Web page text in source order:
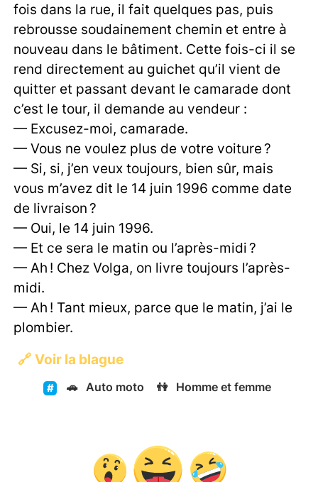
fois dans la rue, il fait quelques pas, puis
rebrousse soudainement chemin et entre à
nouveau dans le bâtiment. Cette fois-ci il se
rend directement au guichet qu’il vient de
quitter et passant devant le camarade dont
c’est le tour, il demande au vendeur :
— Excusez-moi, camarade.
— Vous ne voulez plus de votre voiture ?
— Si, si, j’en veux toujours, bien sûr, mais
vous m’avez dit le 14 juin 1996 comme date
de livraison ?
— Oui, le 14 juin 1996.
— Et ce sera le matin ou l’après-midi ?
— Ah ! Chez Volga, on livre toujours l’après-
midi.
— Ah ! Tant mieux, parce que le matin, j’ai le
plombier.
🔗 Voir la blague
🚗 Auto moto 👫 Homme et femme